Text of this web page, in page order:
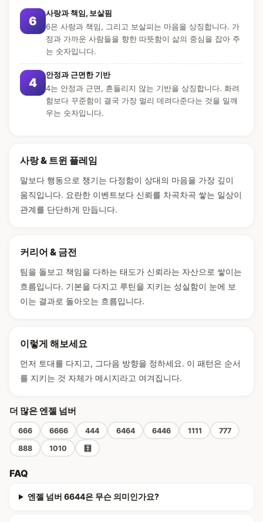
6
사랑과 책임, 보살핌
6은 사랑과 책임, 그리고 보살피는 마음을 상징합니다. 가
정과 가까운 사람들을 향한 따뜻함이 삶의 중심을 잡아 주
는 숫자입니다.
4
안정과 근면한 기반
4는 안정과 근면, 흔들리지 않는 기반을 상징합니다. 화려
함보다 꾸준함이 결국 가장 멀리 데려다준다는 것을 일깨
우는 숫자입니다.
사랑 & 트윈 플레임
말보다 행동으로 챙기는 다정함이 상대의 마음을 가장 깊이
움직입니다. 요란한 이벤트보다 신뢰를 차곡차곡 쌓는 일상이
관계를 단단하게 만듭니다.
커리어 & 금전
팀을 돌보고 책임을 다하는 태도가 신뢰라는 자산으로 쌓이는
흐름입니다. 기본을 다지고 루틴을 지키는 성실함이 눈에 보
이는 결과로 돌아오는 흐름입니다.
이렇게 해보세요
먼저 토대를 다지고, 그다음 방향을 정하세요. 이 패턴은 순서
를 지키는 것 자체가 메시지라고 여겨집니다.
더 많은 엔젤 넘버
666 6666 444 6464 6446 1111
777
888
1010 🧮
FAQ
엔젤 넘버 6644은 무슨 의미인가요?